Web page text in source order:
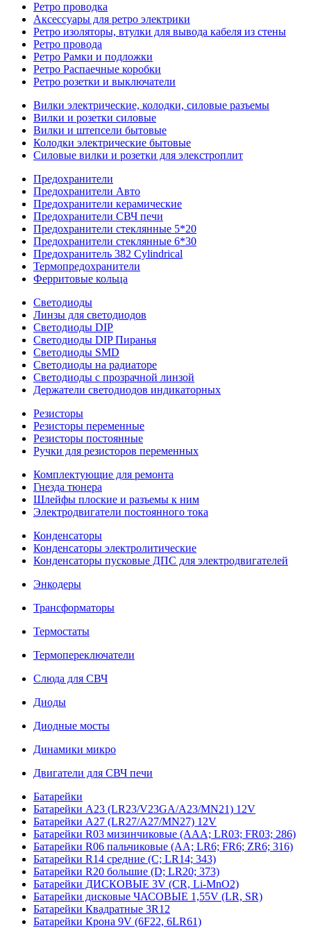
Ретро проводка
Аксессуары для ретро электрики
Ретро изоляторы, втулки для вывода кабеля из стены
Ретро провода
Ретро Рамки и подложки
Ретро Распаечные коробки
Ретро розетки и выключатели
Вилки электрические, колодки, силовые разъемы
Вилки и розетки силовые
Вилки и штепсели бытовые
Колодки электрические бытовые
Силовые вилки и розетки для элекстроплит
Предохранители
Предохранители Авто
Предохранители керамические
Предохранители СВЧ печи
Предохранители стеклянные 5*20
Предохранители стеклянные 6*30
Предохранитель 382 Cylindrical
Термопредохранители
Ферритовые кольца
Светодиоды
Линзы для светодиодов
Светодиоды DIP
Светодиоды DIP Пиранья
Светодиоды SMD
Светодиоды на радиаторе
Светодиоды с прозрачной линзой
Держатели светодиодов индикаторных
Резисторы
Резисторы переменные
Резисторы постоянные
Ручки для резисторов переменных
Комплектующие для ремонта
Гнезда тюнера
Шлейфы плоские и разъемы к ним
Электродвигатели постоянного тока
Конденсаторы
Конденсаторы электролитические
Конденсаторы пусковые ДПС для электродвигателей
Энкодеры
Трансформаторы
Термостаты
Термопереключатели
Слюда для СВЧ
Диоды
Диодные мосты
Динамики микро
Двигатели для СВЧ печи
Батарейки
Батарейки A23 (LR23/V23GA/A23/MN21) 12V
Батарейки A27 (LR27/A27/MN27) 12V
Батарейки R03 мизинчиковые (AAA; LR03; FR03; 286)
Батарейки R06 пальчиковые (AA; LR6; FR6; ZR6; 316)
Батарейки R14 средние (C; LR14; 343)
Батарейки R20 большие (D; LR20; 373)
Батарейки ДИСКОВЫЕ 3V (CR, Li-MnO2)
Батарейки дисковые ЧАСОВЫЕ 1,55V (LR, SR)
Батарейки Квадратные 3R12
Батарейки Крона 9V (6F22, 6LR61)